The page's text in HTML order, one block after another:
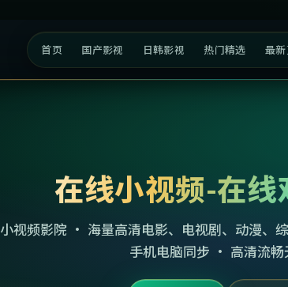
首页 国产影视 日韩影视 热门精选 最
在线小视频-在线
小视频影院 · 海量高清电影、电视剧、动漫、
手机电脑同步 · 高清流畅